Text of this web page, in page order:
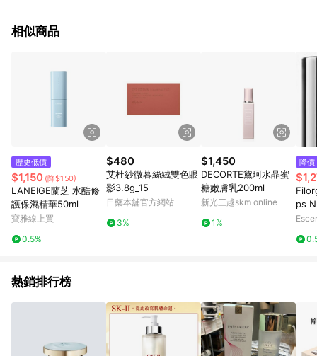
品、票券、訂閱方案、PChome儲值商品、企業專區/企業採購、
[2026/6/2起適用] 《5》回饋點數的計算將會排除【訂單活動折
扣 (含折價券折扣)】、【P幣扣抵】、【現金積點扣抵】及【訂單
運費】等金額。 《6》符合LINE POINTS回饋資格之訂單將於商
家訂單頁面標示「LINE回饋」，若無此標示則 不符合回饋LINE
POINTS點數資格亦不得使用點數紅包 。 《7》LINE購物設有
「單一商品最高回饋點數」機制 (特殊活動時開放「回饋無上
限」)，以同一訂單中同一商品不論件數計算，並依訂單成立時間
當下LINE購物所設定的回饋機制為準。 《8》LINE購物為購物資
訊整合性平台，商品資料更新會有時間差，如顯示之商品規格、
顏色、價位、贈品與PChome 24h購物銷售網頁不符，以銷售網
頁標示為準！
相似商品
歷史低價
$1,150 (降$150)
LANEIGE蘭芝 水酷修
護保濕精華50ml
寶雅線上買
0.5%
$480
艾杜紗微暮絲絨雙色眼
影3.8g_15
日藥本舖官方網站
3%
$1,450
DECORTE黛珂水晶蜜
糖嫩膚乳200ml
新光三越skm online
1%
降價
ps
p
熱銷排行榜